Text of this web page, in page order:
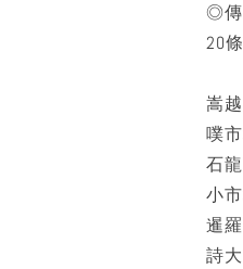
◎傳
20
嵩
噗
石
小
暹
詩